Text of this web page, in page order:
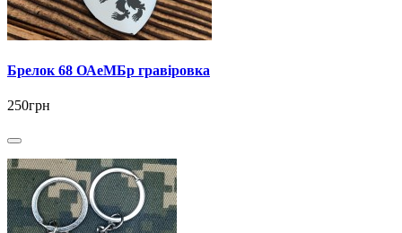
Брелок 68 ОАеМБр гравіровка
250грн